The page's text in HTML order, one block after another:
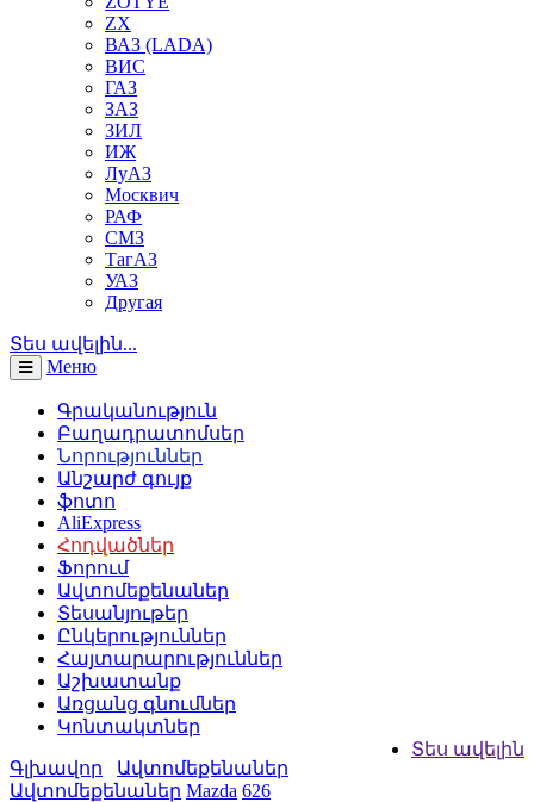
ZX
ВАЗ (LADA)
ВИС
ГАЗ
ЗАЗ
ЗИЛ
ИЖ
ЛуАЗ
Москвич
РАФ
СМЗ
ТагАЗ
УАЗ
Другая
Տես ավելին...
Меню
Գրականություն
Բաղադրատոմսեր
Նորություններ
Անշարժ գույք
ֆոտո
AliExpress
Հոդվածներ
Ֆորում
Ավտոմեքենաներ
Տեսանյութեր
Ընկերություններ
Հայտարարություններ
Աշխատանք
Առցանց գնումներ
Կոնտակտներ
Տես ավելին
Գլխավոր
Ավտոմեքենաներ
Ավտոմեքենաներ Mazda 626